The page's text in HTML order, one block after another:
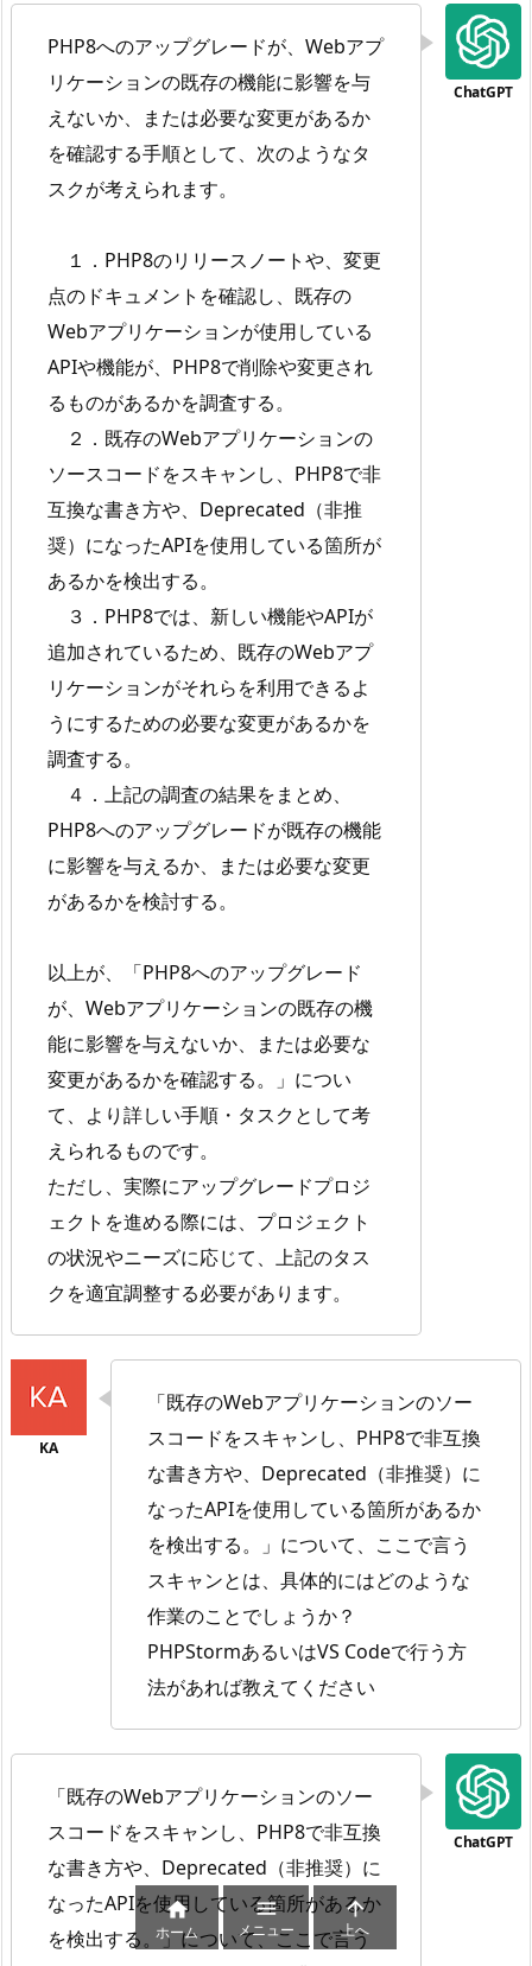
PHP8へのアップグレードが、Webアプ
リケーションの既存の機能に影響を与
えないか、または必要な変更があるか
を確認する手順として、次のようなタ
スクが考えられます。
１．PHP8のリリースノートや、変更
点のドキュメントを確認し、既存の
Webアプリケーションが使用している
APIや機能が、PHP8で削除や変更され
るものがあるかを調査する。
２．既存のWebアプリケーションの
ソースコードをスキャンし、PHP8で非
互換な書き方や、Deprecated（非推
奨）になったAPIを使用している箇所が
あるかを検出する。
３．PHP8では、新しい機能やAPIが
追加されているため、既存のWebアプ
リケーションがそれらを利用できるよ
うにするための必要な変更があるかを
調査する。
４．上記の調査の結果をまとめ、
PHP8へのアップグレードが既存の機能
に影響を与えるか、または必要な変更
があるかを検討する。
以上が、「PHP8へのアップグレード
が、Webアプリケーションの既存の機
能に影響を与えないか、または必要な
変更があるかを確認する。」につい
て、より詳しい手順・タスクとして考
えられるものです。
ただし、実際にアップグレードプロジ
ェクトを進める際には、プロジェクト
の状況やニーズに応じて、上記のタス
クを適宜調整する必要があります。
「既存のWebアプリケーションのソー
スコードをスキャンし、PHP8で非互換
な書き方や、Deprecated（非推奨）に
なったAPIを使用している箇所があるか
を検出する。」について、ここで言う
スキャンとは、具体的にはどのような
作業のことでしょうか？
PHPStormあるいはVS Codeで行う方
法があれば教えてください
「既存のWebアプリケーションのソー
スコードをスキャンし、PHP8で非互換
な書き方や、Deprecated（非推奨）に
なったAPIを使用している箇所があるか
を検出する。」について、ここで言う

ホーム

メニュー

上へ